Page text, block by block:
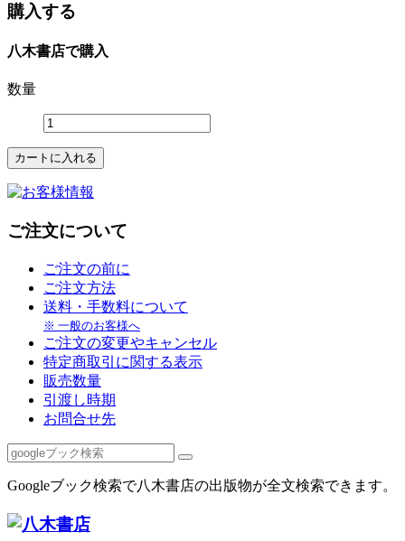
購入する
八木書店で購入
数量
ご注文について
ご注文の前に
ご注文方法
送料・手数料について
※ 一般のお客様へ
ご注文の変更やキャンセル
特定商取引に関する表示
販売数量
引渡し時期
お問合せ先
Googleブック検索で八木書店の出版物が全文検索できます。